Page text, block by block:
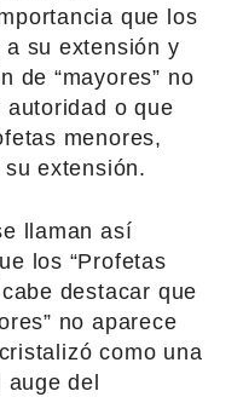
que los
su extensión y
de “mayores” no
o que
menores,
extensión.
llaman así
los “Profetas
destacar que
no aparece
como una
auge del